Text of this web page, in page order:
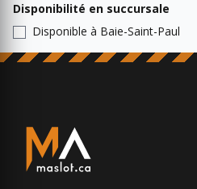
Disponibilité en succursale
Disponible à Baie-Saint-Paul